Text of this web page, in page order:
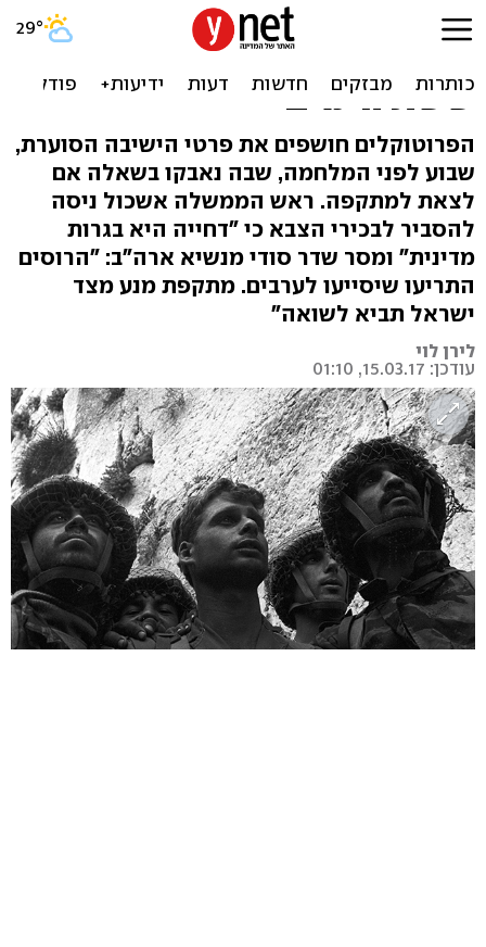
"תקיפה ישראלית תביא
לשואה": הדיון הדרמטי לפני
ששת הימים
הפרוטוקלים חושפים את פרטי הישיבה הסוערת,
שבוע לפני המלחמה, שבה נאבקו בשאלה אם
לצאת למתקפה. ראש הממשלה אשכול ניסה
להסביר לבכירי הצבא כי "דחייה היא בגרות
מדינית" ומסר שדר סודי מנשיא ארה"ב: "הרוסים
התריעו שיסייעו לערבים. מתקפת מנע מצד
ישראל תביא לשואה"
לירן לוי
עודכן: 15.03.17, 01:10